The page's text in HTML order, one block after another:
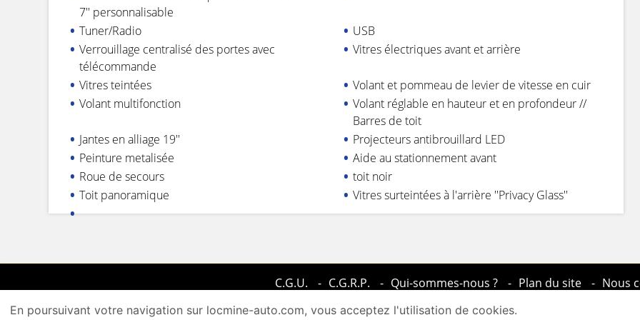
7'' personnalisable
Tuner/Radio
USB
Verrouillage centralisé des portes avec
télécommande
Vitres électriques avant et arrière
Vitres teintées
Volant et pommeau de levier de vitesse en cuir
Volant multifonction
Volant réglable en hauteur et en profondeur //
Barres de toit
Jantes en alliage 19''
Projecteurs antibrouillard LED
Peinture metalisée
Aide au stationnement avant
Roue de secours
toit noir
Toit panoramique
Vitres surteintées à l'arrière ''Privacy Glass''
En poursuivant votre navigation sur locmine-auto.com, vous acceptez l'utilisation de cookies.
C.G.U. C.G.R.P. Qui-sommes-nous ? Plan du site Nous
COPYRIGHT 2026 © Locminé Auto